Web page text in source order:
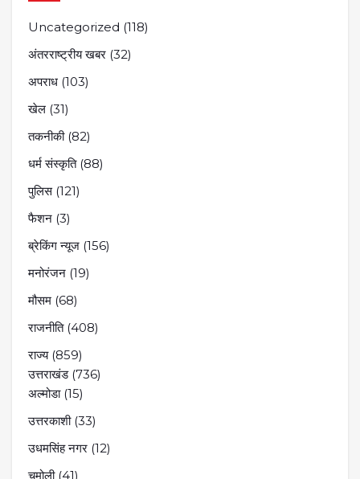
Uncategorized (118)
अंतरराष्ट्रीय खबर (32)
अपराध (103)
खेल (31)
तकनीकी(82)
धर्म संस्कृति(88)
पुलिस(121)
फैशन (3)
ब्रेकिंग न्यूज (156)
मनोरंजन (19)
मौसम (68)
राजनीति(408)
राज्य(859)
उत्तराखंड(736)
अल्मोडा(15)
उत्तरकाशी(33)
उधमसिंह नगर (12)
चमोली(41)